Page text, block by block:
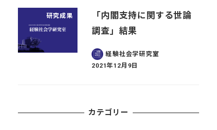
研究成果
「内閣支持に関する世論
調査」結果
経験社会学研究室
投稿日
2021年12月9日
カテゴリー